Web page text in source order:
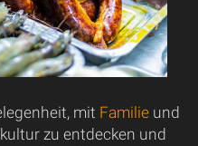
mit Familieund
zu entdecken und